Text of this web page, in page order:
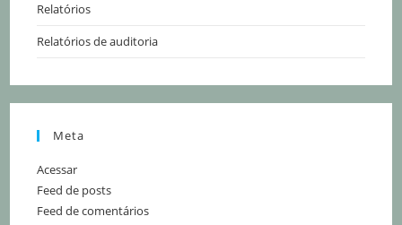
Relatórios
Relatórios de auditoria
Meta
Acessar
Feed de posts
Feed de comentários